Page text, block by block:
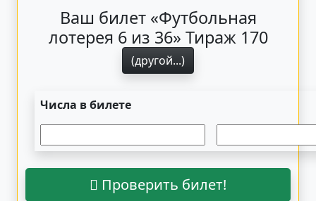
Ваш билет «Футбольная
лотерея 6 из 36» Тираж 170
(другой...)
Числа в билете
Проверить билет!